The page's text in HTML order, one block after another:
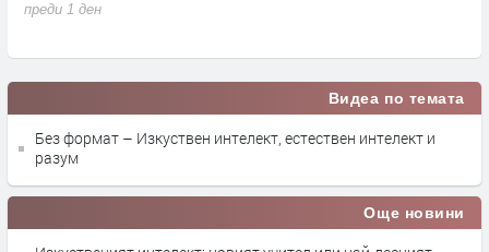
преди 1 ден
Видеа по темата
Без формат – Изкуствен интелект, естествен интелект и
разум
Още новини